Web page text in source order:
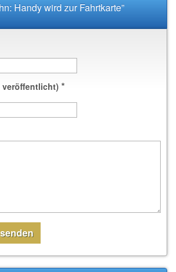
Handy wird zur Fahrtkarte”
*